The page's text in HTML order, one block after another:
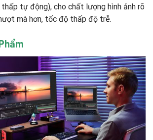
tự động), cho chất lượng hình ảnh rõ
mà hơn, tốc độ thấp độ trễ.